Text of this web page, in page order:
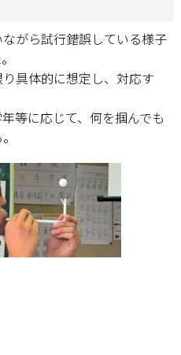
がら試行錯誤している様子
具体的に想定し、対応す
等に応じて、何を掴んでも